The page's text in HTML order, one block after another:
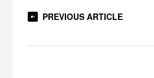
PREVIOUS ARTICLE